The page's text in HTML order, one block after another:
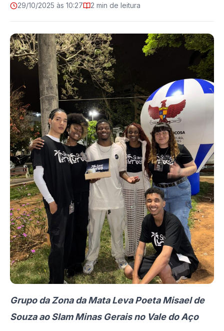
29/10/2025 às 10:27 2 min de leitura
Grupo da Zona da Mata Leva Poeta Misael de
Souza ao Slam Minas Gerais no Vale do Aço